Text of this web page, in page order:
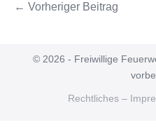
← Vorheriger Beitrag
© 2026 - Freiwillige
Rechtliches –